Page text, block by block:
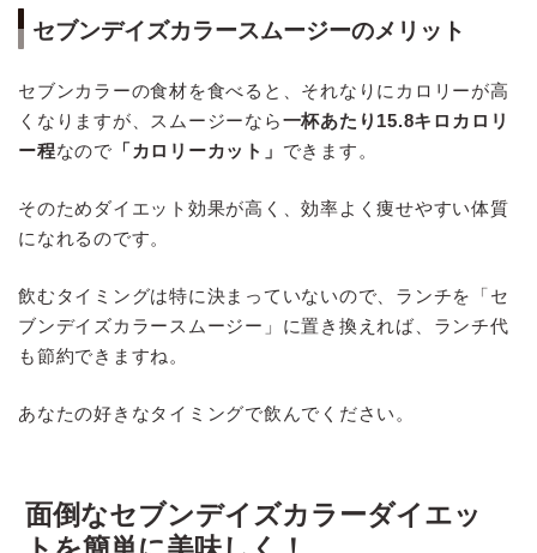
セブンデイズカラースムージーのメリット
セブンカラーの食材を食べると、それなりにカロリーが高
くなりますが、スムージーなら一杯あたり15.8キロカロリ
ー程なので 「カロリーカット」 できます。
そのためダイエット効果が高く、効率よく痩せやすい体質
になれるのです。
飲むタイミングは特に決まっていないので、ランチを「セ
ブンデイズカラースムージー」に置き換えれば、ランチ代
も節約できますね。
あなたの好きなタイミングで飲んでください。
面倒なセブンデイズカラーダイエッ